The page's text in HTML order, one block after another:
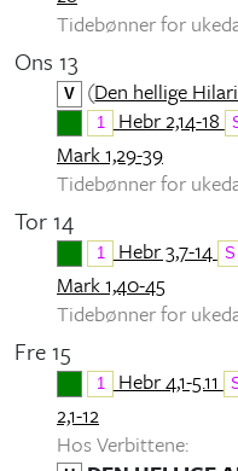
Tidebønner for
Ons 13
V (Den hellige
1 Hebr 2,14-18
Mark 1,29-39
Tidebønner for
Tor 14
1 Hebr 3,7-14 S
Mark 1,40-45
Tidebønner for
Fre 15
1 Hebr 4,1-5.11
2,1-12
Hos Verbittene: